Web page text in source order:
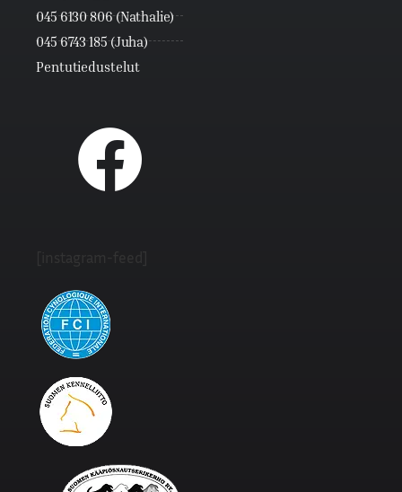
045 6130 806 (Nathalie)
045 6743 185 (Juha)
Pentutiedustelut